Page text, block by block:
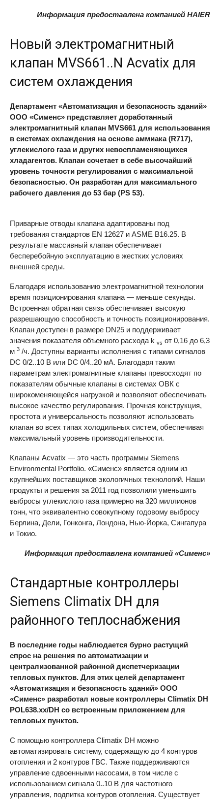
Информация предоставлена компанией HAIER
Новый электромагнитный
клапан MVS661..N Acvatix для
систем охлаждения
Департамент «Автоматизация и безопасность зданий»
ООО «Сименс» представляет доработанный
электромагнитный клапан MVS661 для использования
в системах охлаждения на основе аммиака (R717),
углекислого газа и других невоспламеняющихся
хладагентов. Клапан сочетает в себе высочайший
уровень точности регулирования с максимальной
безопасностью. Он разработан для максимального
рабочего давления до 53 бар (PS 53).
Приварные отводы клапана адаптированы под
требования стандартов EN 12627 и ASME B16.25. В
результате массивный клапан обеспечивает
бесперебойную эксплуатацию в жестких условиях
внешней среды.
Благодаря использованию электромагнитной технологии
время позиционирования клапана — меньше секунды.
Встроенная обратная связь обеспечивает высокую
разрешающую способность и точность позиционирования.
Клапан доступен в размере DN25 и поддерживает
значения показателя объемного расхода k vs от 0,16 до 6,3
м 3 /ч. Доступны варианты исполнения с типами сигналов
DC 0/2..10 В или DC 0/4..20 мА. Благодаря таким
параметрам электромагнитные клапаны превосходят по
показателям обычные клапаны в системах ОВК с
широкоменяющейся нагрузкой и позволяют обеспечивать
высокое качество регулирования. Прочная конструкция,
простота и универсальность позволяют использовать
клапан во всех типах холодильных систем, обеспечивая
максимальный уровень производительности.
Клапаны Acvatix — это часть программы Siemens
Environmental Portfolio. «Сименс» является одним из
крупнейших поставщиков экологичных технологий. Наши
продукты и решения за 2011 год позволили уменьшить
выбросы углекислого газа примерно на 320 миллионов
тонн, что эквивалентно совокупному годовому выбросу
Берлина, Дели, Гонконга, Лондона, Нью-Йорка, Сингапура
и Токио.
Информация предоставлена компанией «Сименс»
Стандартные контроллеры
Siemens Climatix DH для
районного теплоснабжения
В последние годы наблюдается бурно растущий
спрос на решения по автоматизации и
централизованной районной диспетчеризации
тепловых пунктов. Для этих целей департамент
«Автоматизация и безопасность зданий» ООО
«Сименс» разработал новые контроллеры Climatix DH
POL638.хх/DH со встроенным приложением для
тепловых пунктов.
С помощью контроллера Climatix DH можно
автоматизировать систему, содержащую до 4 контуров
отопления и 2 контуров ГВС. Также поддерживаются
управление сдвоенными насосами, в том числе с
использованием сигнала 0..10 В для частотного
управления, подпитка контуров отопления. Существует